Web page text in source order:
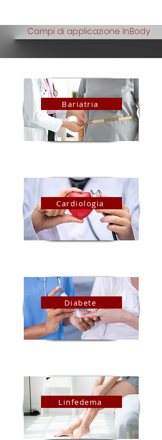
Campi di applicazione InBody
Bariatria
Cardiologia
Diabete
Linfedema